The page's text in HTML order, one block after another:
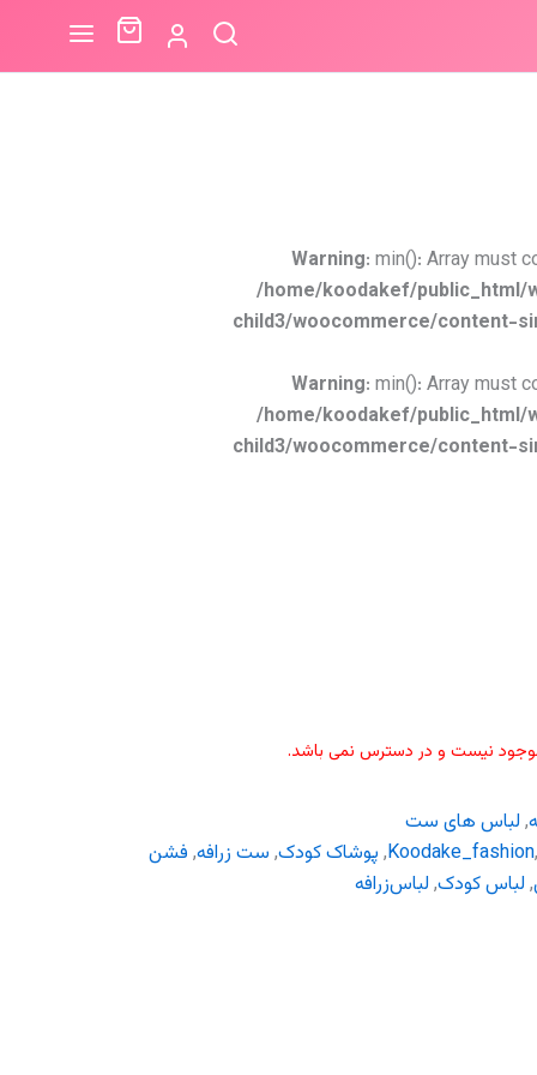
Warning: min(): Array must
/home/koodakef/
child3/woocommerce/content-
Warning: min(): Array must
/home/koodakef/
child3/woocommerce/content-
نیست و در دسترس نمی باشد.
, لباس های ست
Koodake_fashion,
, پوشاک کودک, ست زرافه, فشن
, لباس کودک, لباس‌زرافه